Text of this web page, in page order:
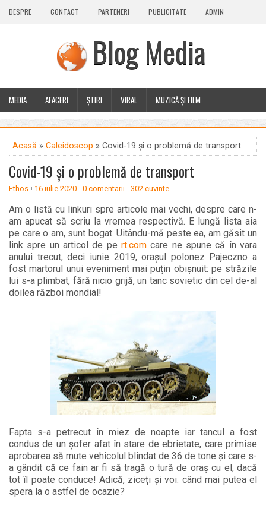
DESPRE CONTACT PARTENERI PUBLICITATE ADMIN
Blog Media
MEDIA AFACERI ȘTIRI VIRAL
MUZICĂ ȘI FILM
CALEIDOSCOP
BLOG GUEST POST PLUS
Acasă » Caleidoscop » Covid-19 și o problemă de transport
Covid-19 și o problemă de transport
Ethos 16 iulie 2020 0 comentarii 302 cuvinte
Am o listă cu linkuri spre articole mai vechi, despre care n-
am apucat să scriu la vremea respectivă. E lungă lista aia
pe care o am, sunt bogat. Uitându-mă peste ea, am găsit un
link spre un articol de pe rt.com care ne spune că în vara
anului trecut, deci iunie 2019, orașul polonez Pajeczno a
fost martorul unui eveniment mai puțin obișnuit: pe străzile
lui s-a plimbat, fără nicio grijă, un tanc sovietic din cel de-al
doilea război mondial!
Fapta s-a petrecut în miez de noapte iar tancul a fost
condus de un șofer afat în stare de ebrietate, care primise
aprobarea să mute vehicolul blindat de 36 de tone și care s-
a gândit că ce fain ar fi să tragă o tură de oraș cu el, dacă
tot îl poate conduce! Adică, ziceți și voi: când mai putea el
spera la o astfel de ocazie?